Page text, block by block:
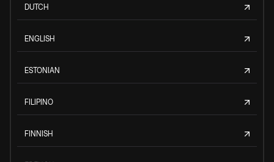
DUTCH
ENGLISH
ESTONIAN
FILIPINO
FINNISH